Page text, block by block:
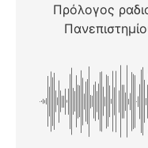
Πρόλογος